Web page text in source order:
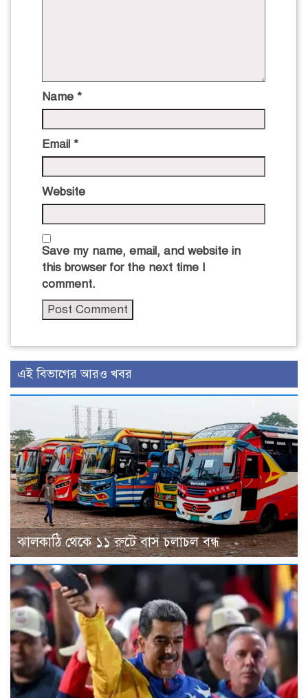
Name *
Email *
Website
Save my name, email, and website in
this browser for the next time I
comment.
এই বিভাগের আরও খবর
ঝালকাঠি থেকে ১১ রুটে বাস চলাচল বন্ধ